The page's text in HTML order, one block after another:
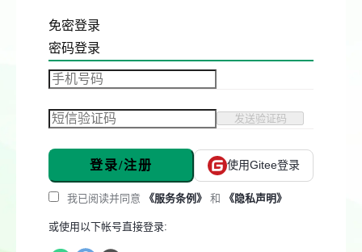
免密登录
密码登录
发送验证码
登录/注册 使用Gitee登录
我已阅读并同意 《服务条例》 和 《隐私声明》
或使用以下帐号直接登录: